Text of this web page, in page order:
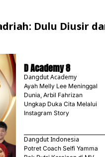
Dulu Diusir
D Academy 8
Dangdut Academy
Ayah Melly Lee Meninggal
Dunia, Arbil Fahrizan
Ungkap Duka Cita Melalui
Instagram Story
Dangdut Indonesia
Potret Coach Selfi Yamma